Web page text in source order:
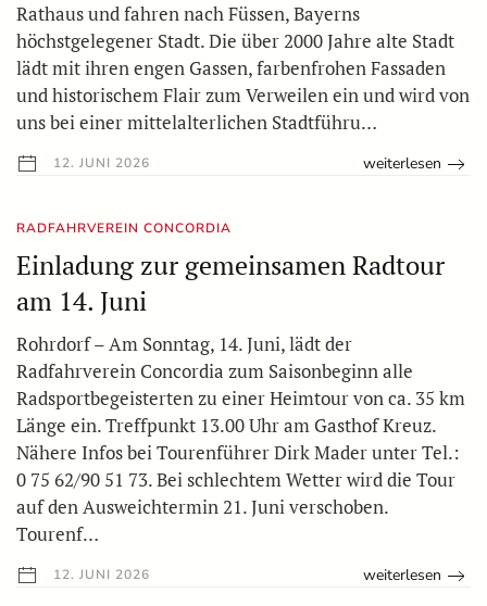
Rathaus und fahren nach Füssen, Bayerns
höchstgelegener Stadt. Die über 2000 Jahre alte Stadt
lädt mit ihren engen Gassen, farbenfrohen Fassaden
und historischem Flair zum Verweilen ein und wird von
uns bei einer mittelalterlichen Stadtführu…
12. JUNI 2026 weiterlesen
RADFAHRVEREIN CONCORDIA
Einladung zur gemeinsamen Radtour
am 14. Juni
Rohrdorf – Am Sonntag, 14. Juni, lädt der
Radfahrverein Concordia zum Saisonbeginn alle
Radsportbegeisterten zu einer Heimtour von ca. 35 km
Länge ein. Treffpunkt 13.00 Uhr am Gasthof Kreuz.
Nähere Infos bei Tourenführer Dirk Mader unter Tel.:
0 75 62/90 51 73. Bei schlechtem Wetter wird die Tour
auf den Ausweichtermin 21. Juni verschoben.
Tourenf…
12. JUNI 2026 weiterlesen